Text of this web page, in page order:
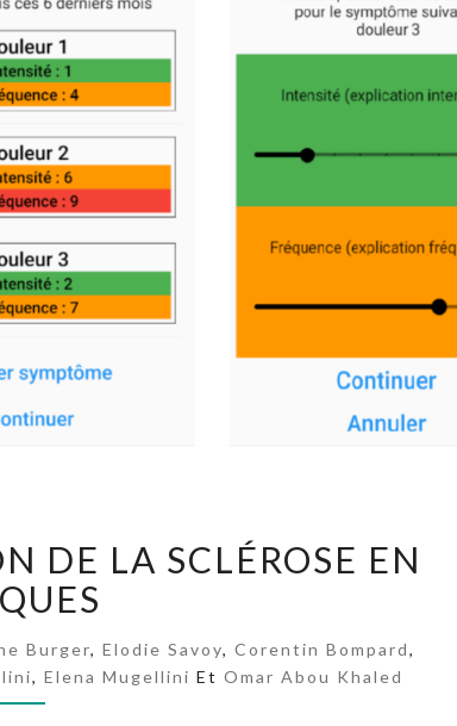
P
P
P
O
U
R
DE LA SCLÉROSE EN
Burger, Elodie Savoy, Corentin Bompard,
, Elena Mugellini Et Omar Abou Khaled